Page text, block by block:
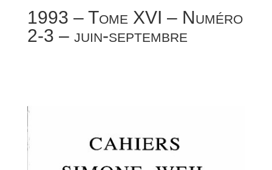
1993 – Tome XVI – Numéro
2-3 – juin-septembre